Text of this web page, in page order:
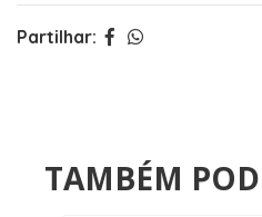
Partilhar:
TAMBÉM